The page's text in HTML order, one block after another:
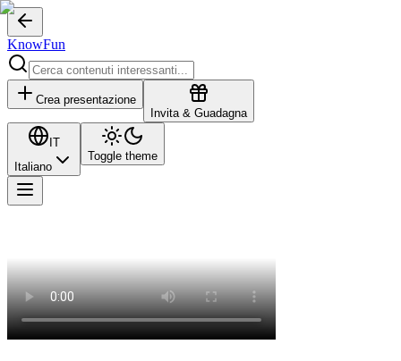
KnowFun
Crea presentazione
Invita & Guadagna
IT
Italiano
Toggle theme